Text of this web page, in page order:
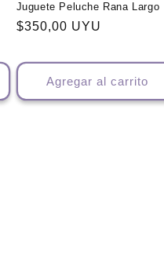
Juguete Peluche Rana Largo
Precio
$350,00 UYU
Agregar al carrito